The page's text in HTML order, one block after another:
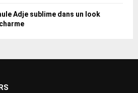
Adje sublime dans un look